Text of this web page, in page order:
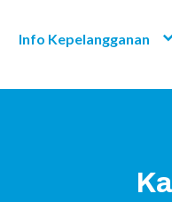
Info Kepelangganan